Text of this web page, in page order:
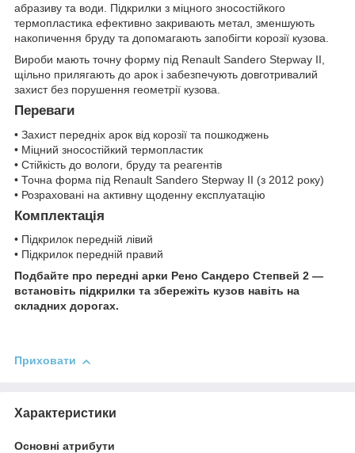
абразиву та води. Підкрилки з міцного зносостійкого
термопластика ефективно закривають метал, зменшують
накопичення бруду та допомагають запобігти корозії кузова.
Вироби мають точну форму під Renault Sandero Stepway II,
щільно прилягають до арок і забезпечують довготривалий
захист без порушення геометрії кузова.
Переваги
• Захист передніх арок від корозії та пошкоджень
• Міцний зносостійкий термопластик
• Стійкість до вологи, бруду та реагентів
• Точна форма під Renault Sandero Stepway II (з 2012 року)
• Розраховані на активну щоденну експлуатацію
Комплектація
• Підкрилок передній лівий
• Підкрилок передній правий
Подбайте про передні арки Рено Сандеро Степвей 2 —
встановіть підкрилки та збережіть кузов навіть на
складних дорогах.
Приховати
Характеристики
Основні атрибути